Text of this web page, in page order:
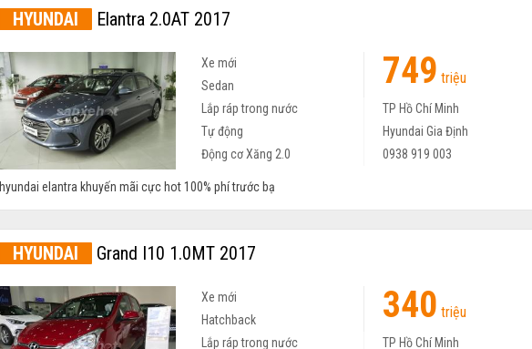
HYUNDAI Elantra 2.0AT 2017
Xe mới 749 triệu
Sedan
Lắp ráp trong nước
TP Hồ Chí Minh
Tự động
Hyundai Gia Định
Động cơ Xăng 2.0
0938 919 003
hyundai elantra khuyến mãi cực hot 100% phí trước bạ
HYUNDAI Grand I10 1.0MT 2017
Xe mới 340 triệu
Hatchback
Lắp ráp trong nước
TP Hồ Chí Minh